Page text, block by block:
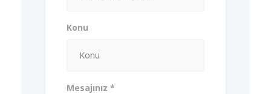
Konu
Mesajınız *